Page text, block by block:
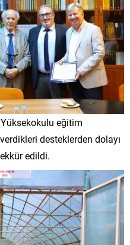
Yüksekokulu eğitim
desteklerden dolayı
edildi.